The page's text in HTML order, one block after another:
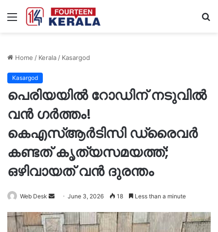
Menu
Home / Kerala/ Kasargod
Kasargod
പെരിയയിൽ റോഡിന് നടുവിൽ
വൻ ഗർത്തം!
കെഎസ്ആർടിസി ഡ്രൈവർ
കണ്ടത് കൃത്യസമയത്ത്;
ഒഴിവായത് വൻ ദുരന്തം
Web Desk
Send
email
June 3, 2026 18 Less than a minute